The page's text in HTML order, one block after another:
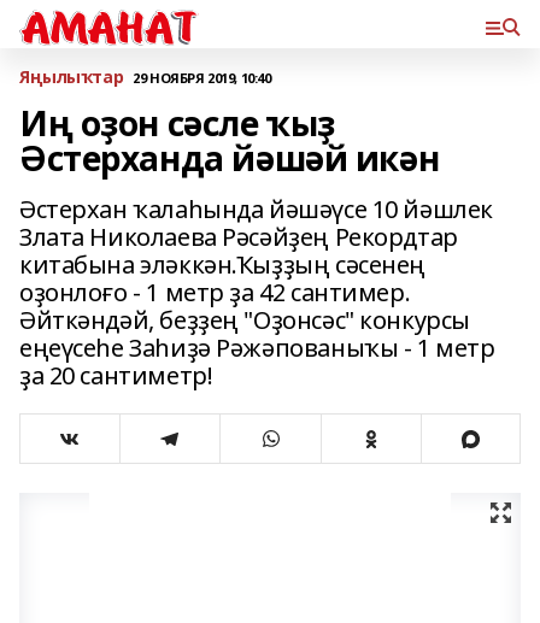
Яңылыҡтар 29 НОЯБРЯ 2019, 10:40
Иң оҙон сәсле ҡыҙ
Әстерханда йәшәй икән
Әстерхан ҡалаһында йәшәүсе 10 йәшлек
Злата Николаева Рәсәйҙең Рекордтар
китабына эләккән.Ҡыҙҙың сәсенең
оҙонлоғо - 1 метр ҙа 42 сантимер.
Әйткәндәй, беҙҙең "Оҙонсәс" конкурсы
еңеүсеһе Заһиҙә Рәжәпованыҡы - 1 метр
ҙа 20 сантиметр!